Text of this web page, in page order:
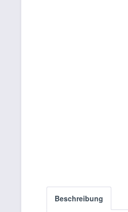
Beschreibung